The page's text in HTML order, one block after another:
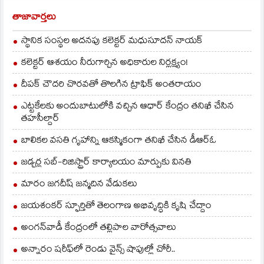
తాజావార్తలు
స్థానిక సంస్థల అదనపు కలెక్టర్ మధుసూదన్ నాయక్
కలెక్టర్ ఆశయం నీరుగార్చిన అధికారుల నిర్లక్ష్యం!
దీపక్ చౌదరి చొరవతో తొలగిన ట్రాఫిక్‌ అంతరాయం
ఎట్టకేలకు అందుబాటులోకి వచ్చిన ఆధార్ కేంద్రం తనిఖీ చేసిన
తహసీల్దార్
బాలికల వసతి గృహాన్ని ఆకస్మికంగా తనిఖీ చేసిన డీఆర్ఓ
జడ్చర్ల సబ్-రిజిస్ట్రార్ కార్యాలయం మార్పుకు వినతి
మారం జగదీష్ జన్మదిన వేడుకలు
జయశంకర్ స్ఫూర్తితో తెలంగాణ అభివృద్ధికి కృషి చేద్దాం
అంగన్‌వాడీ కేంద్రంలో తల్లిపాల వారోత్సవాలు
అన్నారం షరీఫ్‌లో రెండు వైన్స్ షాపుల్లో చోరీ..